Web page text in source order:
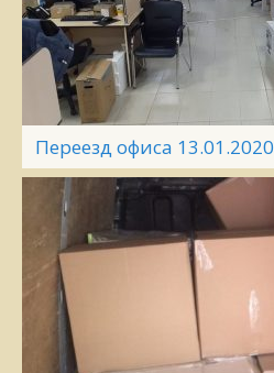
Переезд офиса 13.01.2020